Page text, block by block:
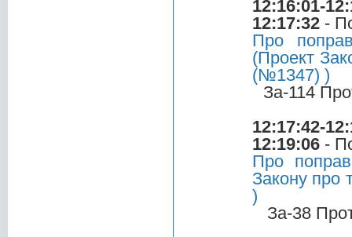
12:16:01-
12:17:32 -
Про
(Проект
(№1347) )
За-114
12:17:42-
12:19:06 -
Про
Закону про
)
За-38